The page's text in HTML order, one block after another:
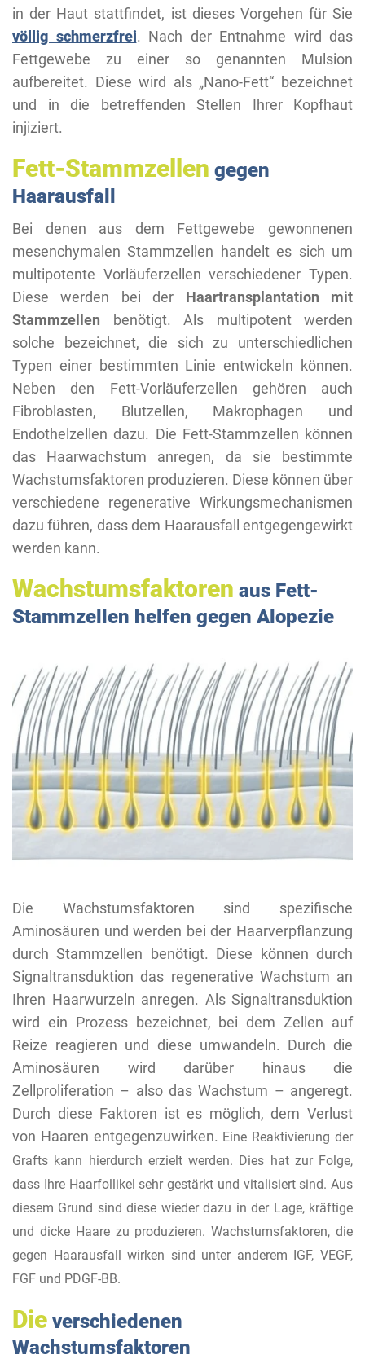
in der Haut stattfindet, ist dieses Vorgehen für Sie
völlig schmerzfrei. Nach der Entnahme wird das
Fettgewebe zu einer so genannten Mulsion
aufbereitet. Diese wird als „Nano-Fett“ bezeichnet
und in die betreffenden Stellen Ihrer Kopfhaut
injiziert.
Fett-Stammzellen gegen
Haarausfall
Bei denen aus dem Fettgewebe gewonnenen
mesenchymalen Stammzellen handelt es sich um
multipotente Vorläuferzellen verschiedener Typen.
Diese werden bei der Haartransplantation mit
Stammzellen benötigt. Als multipotent werden
solche bezeichnet, die sich zu unterschiedlichen
Typen einer bestimmten Linie entwickeln können.
Neben den Fett-Vorläuferzellen gehören auch
Fibroblasten, Blutzellen, Makrophagen und
Endothelzellen dazu. Die Fett-Stammzellen können
das Haarwachstum anregen, da sie bestimmte
Wachstumsfaktoren produzieren. Diese können über
verschiedene regenerative Wirkungsmechanismen
dazu führen, dass dem Haarausfall entgegengewirkt
werden kann.
Wachstumsfaktoren aus Fett-
Stammzellen helfen gegen Alopezie
Die Wachstumsfaktoren sind spezifische
Aminosäuren und werden bei der Haarverpflanzung
durch Stammzellen benötigt. Diese können durch
Signaltransduktion das regenerative Wachstum an
Ihren Haarwurzeln anregen. Als Signaltransduktion
wird ein Prozess bezeichnet, bei dem Zellen auf
Reize reagieren und diese umwandeln. Durch die
Aminosäuren wird darüber hinaus die
Zellproliferation – also das Wachstum – angeregt.
Durch diese Faktoren ist es möglich, dem Verlust
von Haaren entgegenzuwirken. Eine Reaktivierung der
Grafts kann hierdurch erzielt werden. Dies hat zur Folge,
dass Ihre Haarfollikel sehr gestärkt und vitalisiert sind. Aus
diesem Grund sind diese wieder dazu in der Lage, kräftige
und dicke Haare zu produzieren. Wachstumsfaktoren, die
gegen Haarausfall wirken sind unter anderem IGF, VEGF,
FGF und PDGF-BB.
Die verschiedenen
Wachstumsfaktoren